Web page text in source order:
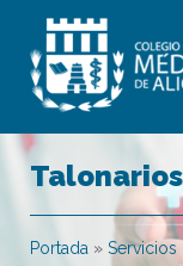
Portada » Servicios